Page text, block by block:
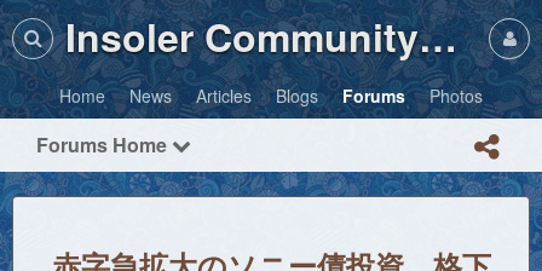
Insoler Community・Photos
Home News Articles Blogs Forums Photos
Forums Home